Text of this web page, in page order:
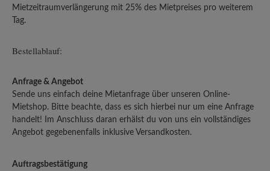
Mietzeitraumverlängerung mit 25% des Mietpreises pro weiterem
Tag.
Bestellablauf:
Anfrage & Angebot
Sende uns einfach deine Mietanfrage über unseren Online-
Mietshop. Bitte beachte, dass es sich hierbei nur um eine Anfrage
handelt! Im Anschluss daran erhälst du von uns ein vollständiges
Angebot gegebenenfalls inklusive Versandkosten.
Auftragsbestätigung